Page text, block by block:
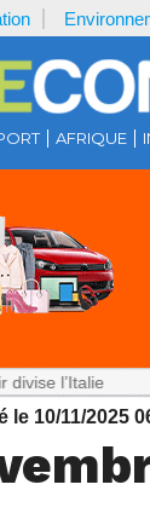
AFRIQUE
le 10/11/2025